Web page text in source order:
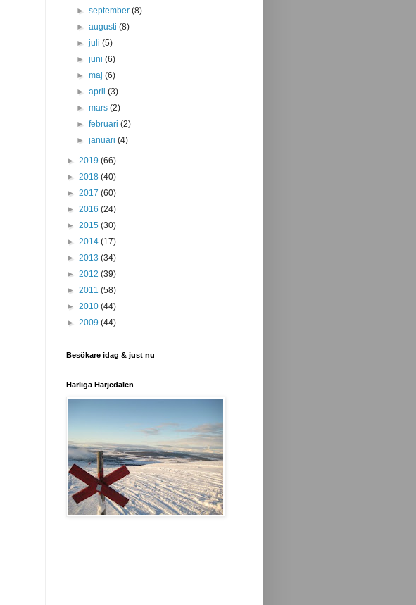
►september(8)
►augusti(8)
►juli(5)
►juni(6)
►maj(6)
►april(3)
►mars(2)
►februari(2)
►januari(4)
► 2019 (66)
► 2018 (40)
► 2017 (60)
► 2016 (24)
► 2015 (30)
► 2014 (17)
► 2013 (34)
► 2012 (39)
► 2011 (58)
► 2010 (44)
► 2009 (44)
Besökare idag & just nu
Härliga Härjedalen